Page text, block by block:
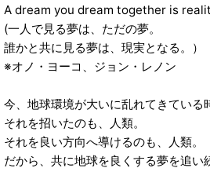
A dream you dream together is
(一人で見る夢は、ただの夢。
誰かと共に見る夢は、現実となる。）
※オノ・ヨーコ、ジョン・レノン
今、地球環境が大いに乱れてきている
それを招いたのも、人類。
それを良い方向へ導けるのも、人類。
だから、共に地球を良くする夢を追い